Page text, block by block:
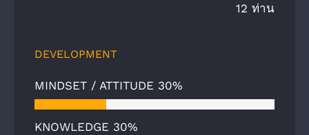
12 ท่าน
DEVELOPMENT
MINDSET / ATTITUDE 30%
KNOWLEDGE 30%